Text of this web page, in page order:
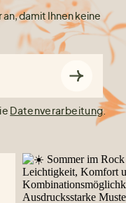
damit Ihnen keine
Datenverarbeitung.